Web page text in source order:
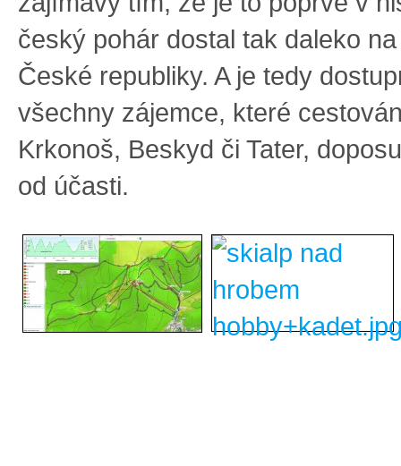
český pohár dostal tak daleko
České republiky. A je tedy
všechny zájemce, které
Krkonoš, Beskyd či Tater,
od účasti.